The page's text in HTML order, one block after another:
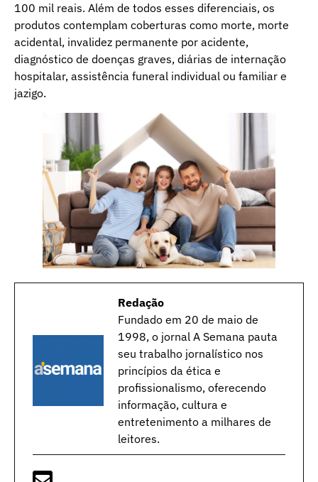
100 mil reais. Além de todos esses diferenciais, os
produtos contemplam coberturas como morte, morte
acidental, invalidez permanente por acidente,
diagnóstico de doenças graves, diárias de internação
hospitalar, assistência funeral individual ou familiar e
jazigo.
Redação
Fundado em 20 de maio de
1998, o jornal A Semana pauta
seu trabalho jornalístico nos
princípios da ética e
profissionalismo, oferecendo
informação, cultura e
entretenimento a milhares de
leitores.